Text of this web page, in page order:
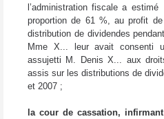
l’administration fiscale a estimé
proportion de 61 %, au profit
distribution de dividendes
Mme X... leur avait consenti
assujetti M. Denis X... aux
assis sur les distributions de
et 2007 ;
la cour de cassation,